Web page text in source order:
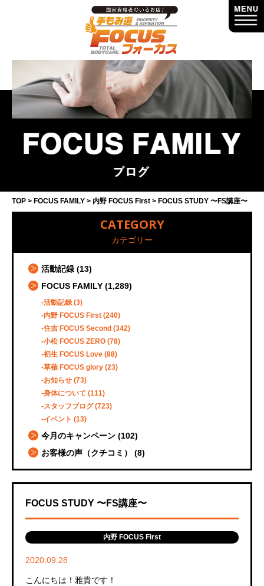
TOP FOCUS FAMILY 内野 FOCUS First FOCUS STUDY 〜FS講座〜
CATEGORY
カテゴリー
活動記録 (13)
FOCUS FAMILY (1,289)
活動記録 (3)
内野 FOCUS First (240)
住吉 FOCUS Second (342)
小松 FOCUS ZERO (78)
初生 FOCUS Love (88)
草薙 FOCUS glory (23)
お知らせ (73)
身体について (111)
スタッフブログ(723)
イベント (13)
今月のキャンペーン (102)
お客様の声（クチコミ）
(8)
FOCUS STUDY 〜FS講座〜
内野 FOCUS First
2020.09.28
こんにちは！雅貴です！